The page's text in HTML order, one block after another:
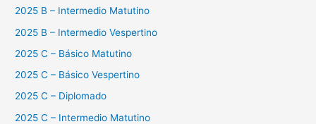
2025 B – Intermedio Matutino
2025 B – Intermedio Vespertino
2025 C – Básico Matutino
2025 C – Básico Vespertino
2025 C – Diplomado
2025 C – Intermedio Matutino